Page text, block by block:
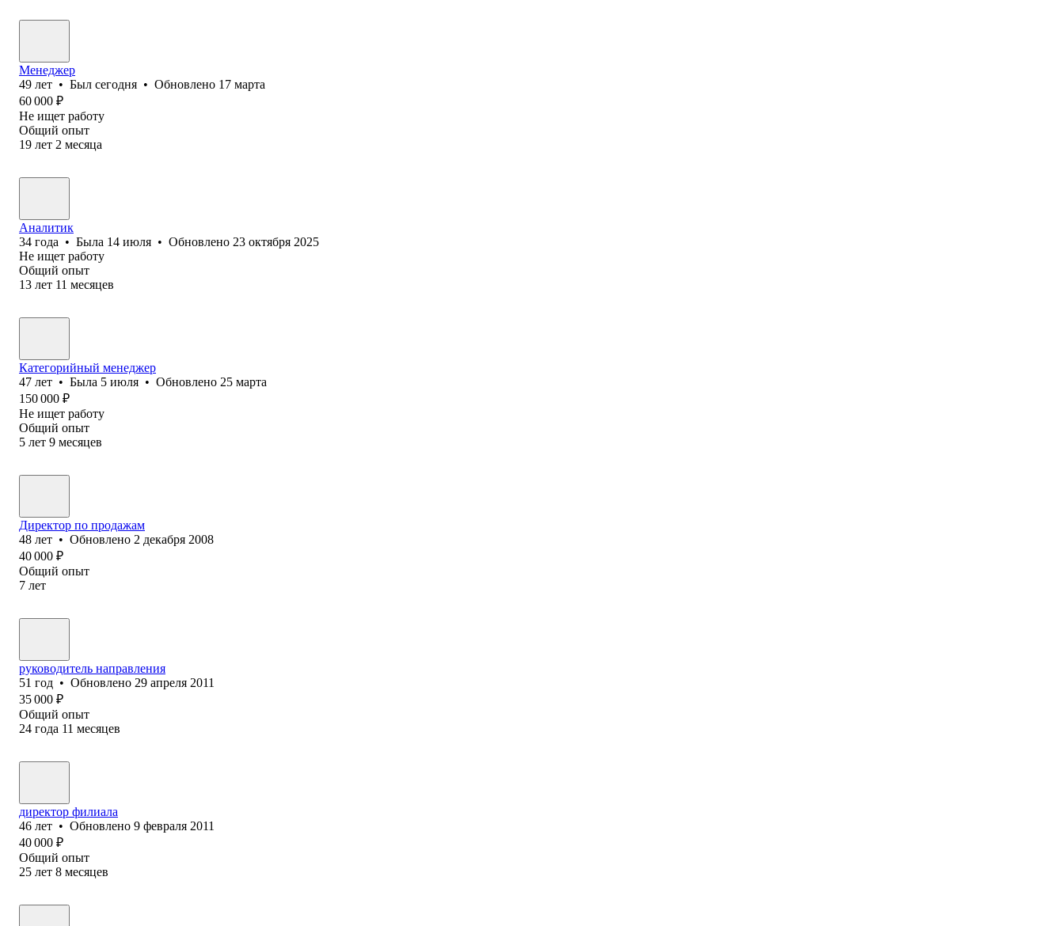
Менеджер
49 лет • Был сегодня • Обновлено 17 марта
60 000 ₽
Не ищет работу
Общий опыт
19 лет 2 месяца
Аналитик
34 года • Была 14 июля • Обновлено 23 октября 2025
Не ищет работу
Общий опыт
13 лет 11 месяцев
Категорийный менеджер
47 лет • Была 5 июля • Обновлено 25 марта
150 000 ₽
Не ищет работу
Общий опыт
5 лет 9 месяцев
Директор по продажам
48 лет • Обновлено 2 декабря 2008
40 000 ₽
Общий опыт
7 лет
руководитель направления
51 год • Обновлено 29 апреля 2011
35 000 ₽
Общий опыт
24 года 11 месяцев
директор филиала
46 лет • Обновлено 9 февраля 2011
40 000 ₽
Общий опыт
25 лет 8 месяцев